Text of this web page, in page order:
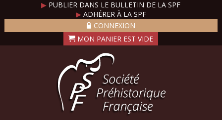
▶ PUBLIER DANS LE BULLETIN DE LA SPF
▶ADHÉRER À LA SPF
CONNEXION